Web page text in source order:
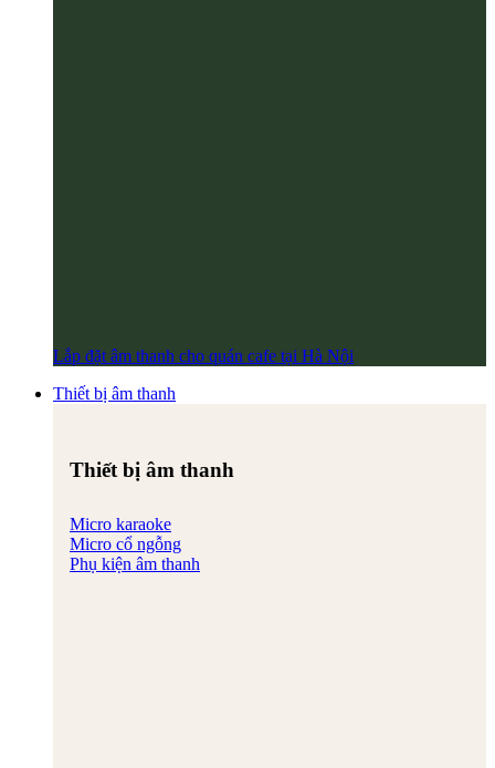
Lắp đặt âm thanh cho quán cafe tại Hà Nội
Thiết bị âm thanh
Thiết bị âm thanh
Micro karaoke
Micro cổ ngỗng
Phụ kiện âm thanh